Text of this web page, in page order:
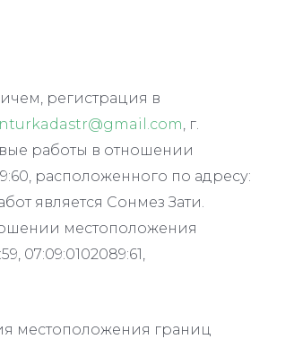
регистрация в
, г.
работы в отношении
расположенного по адресу:
является Сонмез Зати.
местоположения
07:09:0102089:61,
местоположения границ